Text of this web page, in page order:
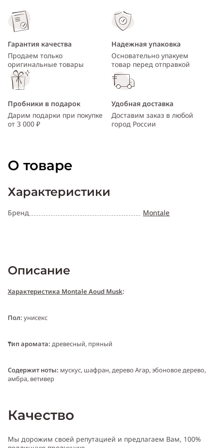
Гарантия качества
Продаем только
оригинальные товары
Надежная упаковка
Основательно упакуем
товар перед отправкой
Пробники в подарок
Дарим подарки при покупке
от 3 000 ₽
Удобная доставка
Доставим заказ в любой
город России
О товаре
Характеристики
Бренд Montale
Описание
Характеристика Montale Aoud Musk:
Пол: унисекс
Тип аромата: древесный, пряный
Cодержит ноты: мускус, шафран, дерево Агар, эбоновое дерево,
амбра, ветивер
Качество
Мы дорожим своей репутацией и предлагаем Вам, 100%